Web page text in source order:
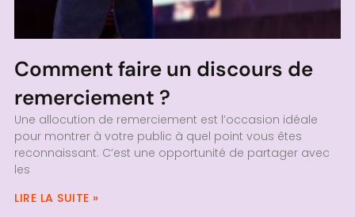
Comment faire un discours de
remerciement ?
Une allocution de remerciement est l’occasion idéale
pour montrer à votre public à quel point vous êtes
reconnaissant. C’est une opportunité de partager avec
les
LIRE LA SUITE »